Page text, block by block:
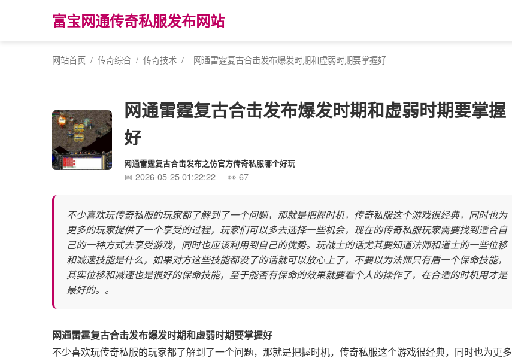
富宝网通传奇私服发布网站
网站首页 / 传奇综合 / 传奇技术 / 网通雷霆复古合击发布爆发时期和虚弱时期要掌握好
网通雷霆复古合击发布爆发时期和虚弱时期要掌握
好
网通雷霆复古合击发布之仿官方传奇私服哪个好玩
2026-05-25 01:22:22 67
不少喜欢玩传奇私服的玩家都了解到了一个问题，那就是把握时机，传奇私服这个游戏很经典，同时也为
更多的玩家提供了一个享受的过程，玩家们可以多去选择一些机会，现在的传奇私服玩家需要找到适合自
己的一种方式去享受游戏，同时也应该利用到自己的优势。玩战士的话尤其要知道法师和道士的一些位移
和减速技能是什么，如果对方这些技能都没了的话就可以放心上了，不要以为法师只有盾一个保命技能，
其实位移和减速也是很好的保命技能，至于能否有保命的效果就要看个人的操作了，在合适的时机用才是
最好的。。
网通雷霆复古合击发布爆发时期和虚弱时期要掌握好
不少喜欢玩传奇私服的玩家都了解到了一个问题，那就是把握时机，传奇私服这个游戏很经典，同时也为更多